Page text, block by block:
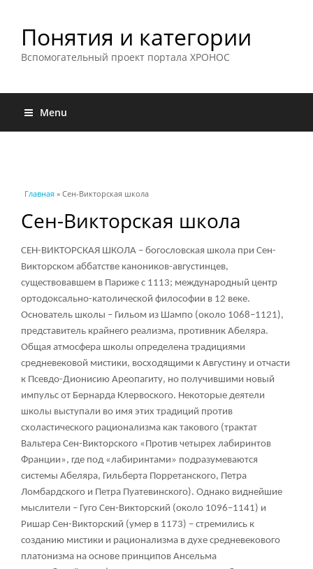
Понятия и категории
Вспомогательный проект портала ХРОНОС
Menu
Вы здесь
Главная » Сен-Викторская школа
Сен-Викторская школа
СЕН-ВИКТОРСКАЯ ШКОЛА – богословская школа при Сен-
Викторском аббатстве каноников-августинцев,
существовавшем в Париже с 1113; международный центр
ортодоксально-католической философии в 12 веке.
Основатель школы – Гильом из Шампо (около 1068–1121),
представитель крайнего реализма, противник Абеляра.
Общая атмосфера школы определена традициями
средневековой мистики, восходящими к Августину и отчасти
к Псевдо-Дионисию Ареопагиту, но получившими новый
импульс от Бернарда Клервоского. Некоторые деятели
школы выступали во имя этих традиций против
схоластического рационализма как такового (трактат
Вальтера Сен-Викторского «Против четырех лабиринтов
Франции», где под «лабиринтами» подразумеваются
системы Абеляра, Гильберта Порретанского, Петра
Ломбардского и Петра Пуатевинского). Однако виднейшие
мыслители – Гуго Сен-Викторский (около 1096–1141) и
Ришар Сен-Викторский (умер в 1173) – стремились к
созданию мистики и рационализма в духе средневекового
платонизма на основе принципов Ансельма